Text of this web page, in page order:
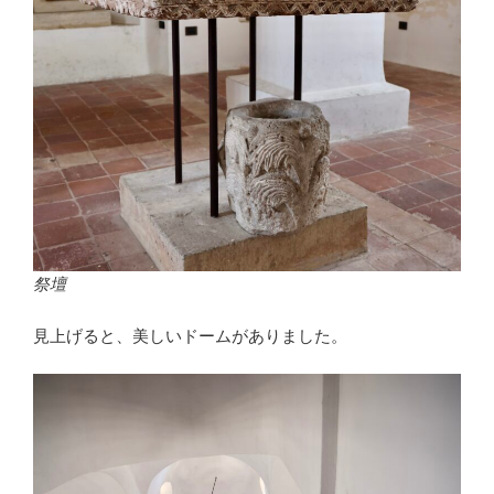
祭壇
見上げると、美しいドームがありました。